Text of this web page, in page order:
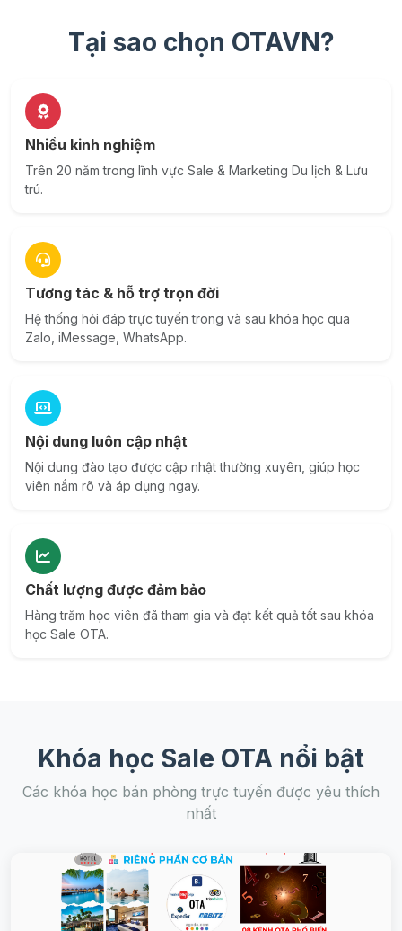
Tại sao chọn OTAVN?
Nhiều kinh nghiệm
Trên 20 năm trong lĩnh vực Sale & Marketing Du lịch & Lưu
trú.
Tương tác & hỗ trợ trọn đời
Hệ thống hỏi đáp trực tuyến trong và sau khóa học qua
Zalo, iMessage, WhatsApp.
Nội dung luôn cập nhật
Nội dung đào tạo được cập nhật thường xuyên, giúp học
viên nắm rõ và áp dụng ngay.
Chất lượng được đảm bảo
Hàng trăm học viên đã tham gia và đạt kết quả tốt sau khóa
học Sale OTA.
Khóa học Sale OTA nổi bật
Các khóa học bán phòng trực tuyến được yêu thích
nhất